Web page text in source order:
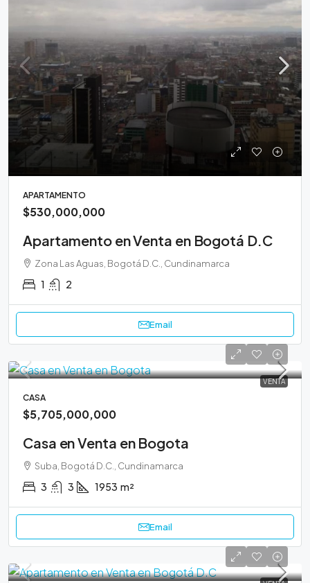
APARTAMENTO
$530,000,000
Apartamento en Venta en Bogotá D.C
Zona Las Aguas, Bogotá D.C., Cundinamarca
1 2
Email
VENTA
CASA
$5,705,000,000
Casa en Venta en Bogota
Suba, Bogotá D.C., Cundinamarca
3 3 1953 m²
Email